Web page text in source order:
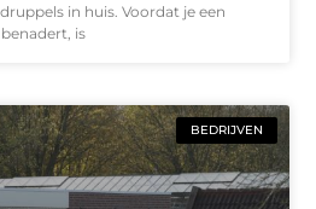
in huis. Voordat je een
is
BEDRIJVEN